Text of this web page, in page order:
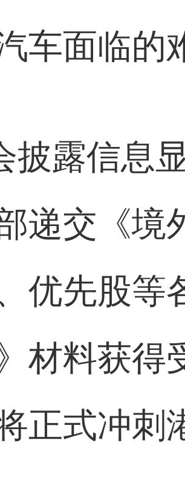
车面临的
披露信息
递交《境
优先股等
材料获得
正式冲刺